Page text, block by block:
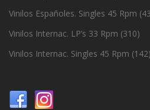
Vinilos Españoles. Singles 45 Rpm
Vinilos Internac. LP’s 33 Rpm (310)
Vinilos Internac. Singles 45 Rpm (142)